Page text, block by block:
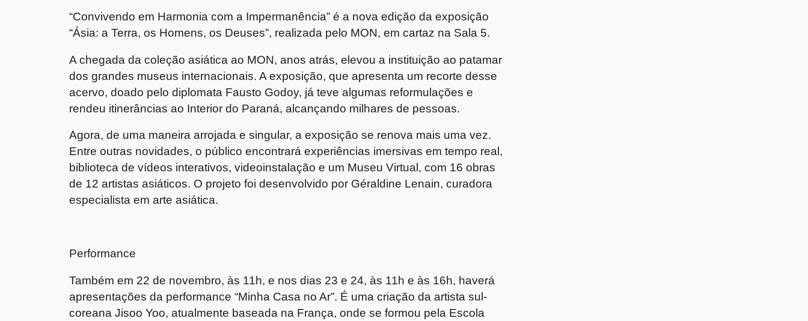
“Convivendo em Harmonia com a Impermanência” é a nova edição da exposição
“Ásia: a Terra, os Homens, os Deuses”, realizada pelo MON, em cartaz na Sala 5.
A chegada da coleção asiática ao MON, anos atrás, elevou a instituição ao patamar
dos grandes museus internacionais. A exposição, que apresenta um recorte desse
acervo, doado pelo diplomata Fausto Godoy, já teve algumas reformulações e
rendeu itinerâncias ao Interior do Paraná, alcançando milhares de pessoas.
Agora, de uma maneira arrojada e singular, a exposição se renova mais uma vez.
Entre outras novidades, o público encontrará experiências imersivas em tempo real,
biblioteca de vídeos interativos, videoinstalação e um Museu Virtual, com 16 obras
de 12 artistas asiáticos. O projeto foi desenvolvido por Géraldine Lenain, curadora
especialista em arte asiática.
Performance
Também em 22 de novembro, às 11h, e nos dias 23 e 24, às 11h e às 16h, haverá
apresentações da performance “Minha Casa no Ar”. É uma criação da artista sul-
coreana Jisoo Yoo, atualmente baseada na França, onde se formou pela Escola